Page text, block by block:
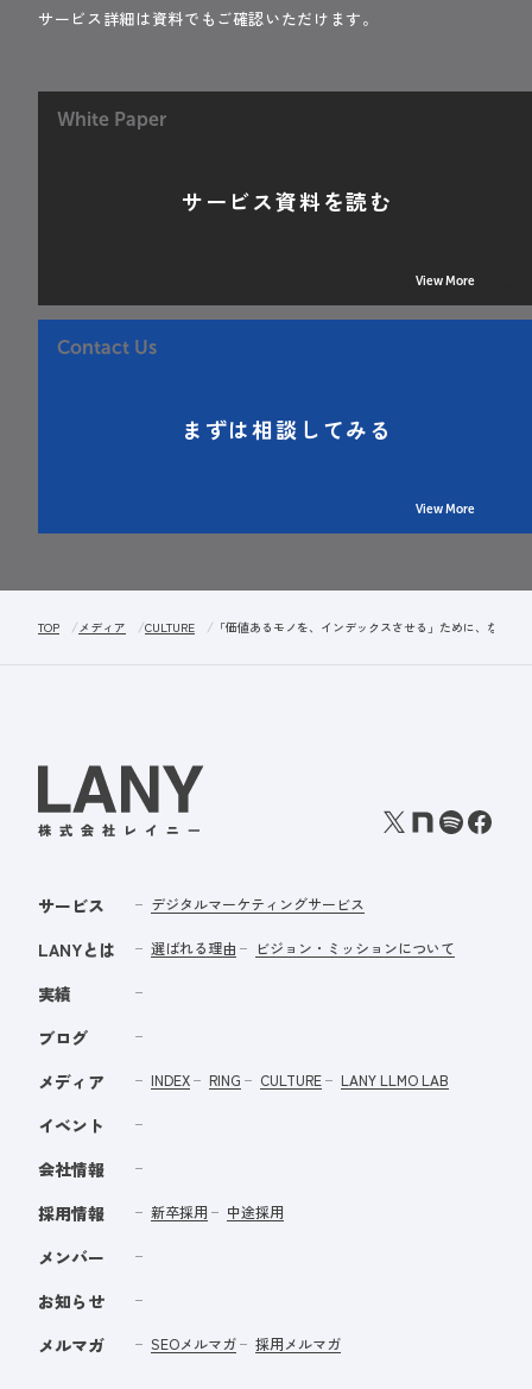
サービス詳細は資料でもご確認いただけます。
White Paper
サービス資料を読む
View More
Contact Us
まずは相談してみる
View More
TOP メディア CULTURE 「価値あるモノを、インデックスさせる」ために、なぜ
サービス デジタルマーケティングサービス
LANYとは 選ばれる理由 ビジョン・ミッションについて
実績
ブログ
メディア
INDEX RING CULTURE LANY LLMO LAB
イベント
会社情報
採用情報
新卒採用 中途採用
メンバー
お知らせ
メルマガ
SEOメルマガ 採用メルマガ